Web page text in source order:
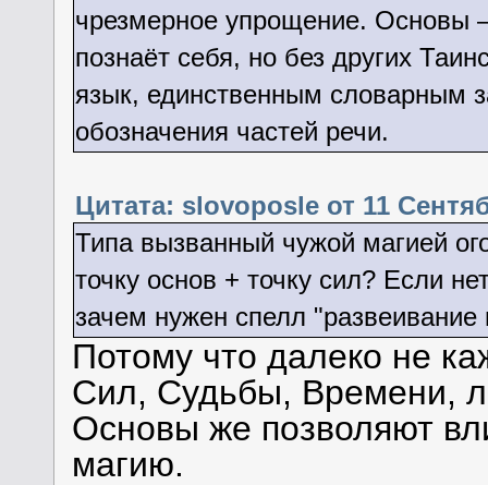
чрезмерное упрощение. Основы
познаёт себя, но без других
язык, единственным словарным
обозначения частей речи.
Цитата: slovoposle от 11
Типа вызванный чужой магией
точку основ + точку сил? Если
зачем нужен спелл
Потому что далеко не
Сил, Судьбы, Времени,
Основы же позволяют
магию.